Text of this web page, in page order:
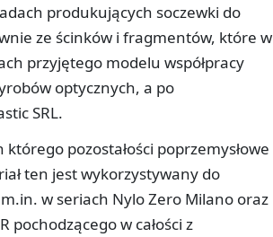
produkujących soczewki do
ze ścinków i fragmentów, które w
przyjętego modelu współpracy
optycznych, a po
SRL.
pozostałości poprzemysłowe
ten jest wykorzystywany do
w seriach Nylo Zero Milano oraz
pochodzącego w całości z